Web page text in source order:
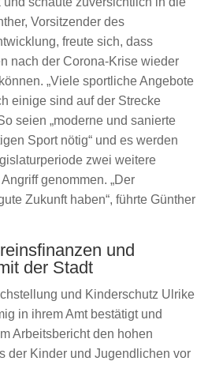
Vorsitzender des
freute sich, dass
nach der Corona-Krise wieder
„Viele sportliche Angebote
einige sind auf der Strecke
seien „moderne und sanierte
Sport nötig“ und es werden
zwei weitere
genommen. „Der
Zukunft haben“, führte Günther
und
der Stadt
und Kinderschutz Ulrike
in ihrem Amt bestätigt und
Arbeitsbericht den hohen
der Kinder und Jugendlichen vor